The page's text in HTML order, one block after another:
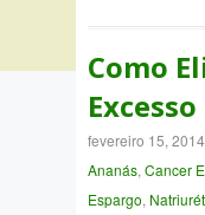
Como
fevereiro 15, 2014
Ananás, Cancer
Espargo,